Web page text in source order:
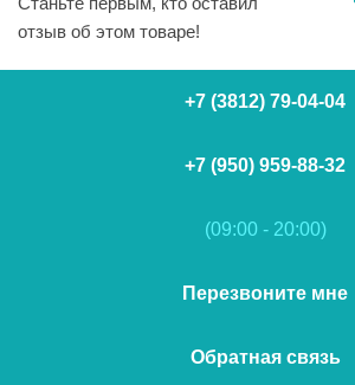
отзыв об этом товаре!
+7 (3812) 79-04-04
+7 (950) 959-88-32
(09:00 - 20:00)
Перезвоните мне
Обратная связь